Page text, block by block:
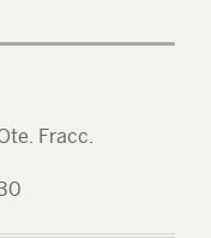
Fracc.